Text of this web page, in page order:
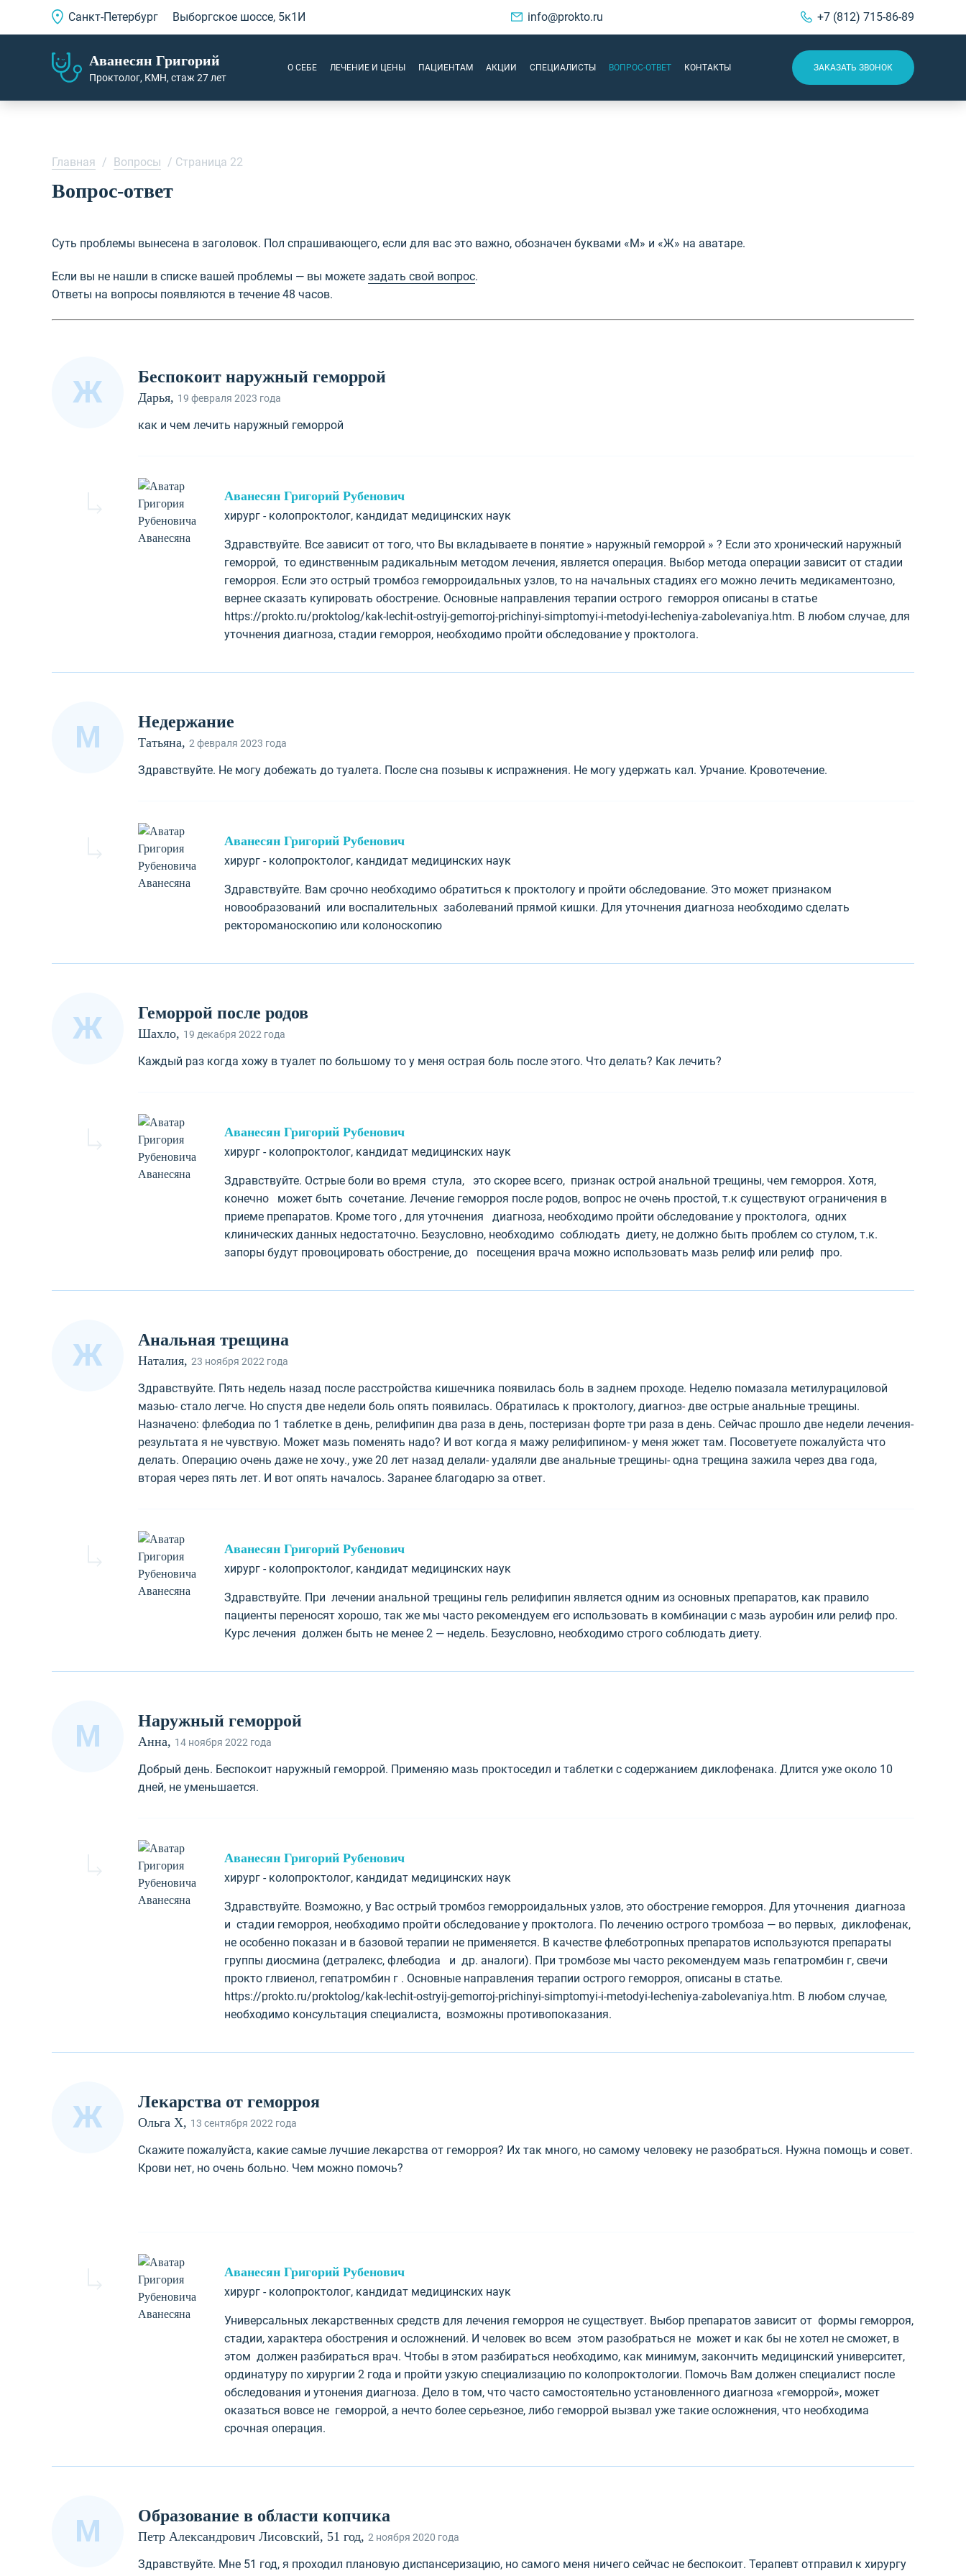
Санкт-Петербург Выборгское шоссе, 5к1И info@prokto.ru +7 (812) 715-86-89
Аванесян Григорий
Проктолог, КМН, стаж 27 лет
О СЕБЕ ЛЕЧЕНИЕ И ЦЕНЫ ПАЦИЕНТАМ АКЦИИ СПЕЦИАЛИСТЫ ВОПРОС-ОТВЕТ КОНТАКТЫ ЗАКАЗАТЬ ЗВОНОК
Главная / Вопросы / Страница 22
Вопрос-ответ
Суть проблемы вынесена в заголовок. Пол спрашивающего, если для вас это важно, обозначен буквами «М» и «Ж» на аватаре.
Если вы не нашли в списке вашей проблемы — вы можете задать свой вопрос.
Ответы на вопросы появляются в течение 48 часов.
Ж Беспокоит наружный геморрой
Дарья, 19 февраля 2023 года
как и чем лечить наружный геморрой
Аванесян Григорий Рубенович
хирург - колопроктолог, кандидат медицинских наук
Здравствуйте. Все зависит от того, что Вы вкладываете в понятие » наружный геморрой » ? Если это хронический наружный
геморрой, то единственным радикальным методом лечения, является операция. Выбор метода операции зависит от стадии
геморроя. Если это острый тромбоз геморроидальных узлов, то на начальных стадиях его можно лечить медикаментозно,
вернее сказать купировать обострение. Основные направления терапии острого геморроя описаны в статье
https://prokto.ru/proktolog/kak-lechit-ostryij-gemorroj-prichinyi-simptomyi-i-metodyi-lecheniya-zabolevaniya.htm. В любом случае, для
уточнения диагноза, стадии геморроя, необходимо пройти обследование у проктолога.
М Недержание
Татьяна, 2 февраля 2023 года
Здравствуйте. Не могу добежать до туалета. После сна позывы к испражнения. Не могу удержать кал. Урчание. Кровотечение.
Аванесян Григорий Рубенович
хирург - колопроктолог, кандидат медицинских наук
Здравствуйте. Вам срочно необходимо обратиться к проктологу и пройти обследование. Это может признаком
новообразований или воспалительных заболеваний прямой кишки. Для уточнения диагноза необходимо сделать
ректороманоскопию или колоноскопию
Ж Геморрой после родов
Шахло, 19 декабря 2022 года
Каждый раз когда хожу в туалет по большому то у меня острая боль после этого. Что делать? Как лечить?
Аванесян Григорий Рубенович
хирург - колопроктолог, кандидат медицинских наук
Здравствуйте. Острые боли во время стула, это скорее всего, признак острой анальной трещины, чем геморроя. Хотя,
конечно может быть сочетание. Лечение геморроя после родов, вопрос не очень простой, т.к существуют ограничения в
приеме препаратов. Кроме того , для уточнения диагноза, необходимо пройти обследование у проктолога, одних
клинических данных недостаточно. Безусловно, необходимо соблюдать диету, не должно быть проблем со стулом, т.к.
запоры будут провоцировать обострение, до посещения врача можно использовать мазь релиф или релиф про.
Ж Анальная трещина
Наталия, 23 ноября 2022 года
Здравствуйте. Пять недель назад после расстройства кишечника появилась боль в заднем проходе. Неделю помазала метилурациловой
мазью- стало легче. Но спустя две недели боль опять появилась. Обратилась к проктологу, диагноз- две острые анальные трещины.
Назначено: флебодиа по 1 таблетке в день, релифипин два раза в день, постеризан форте три раза в день. Сейчас прошло две недели лечения-
результата я не чувствую. Может мазь поменять надо? И вот когда я мажу релифипином- у меня жжет там. Посоветуете пожалуйста что
делать. Операцию очень даже не хочу., уже 20 лет назад делали- удаляли две анальные трещины- одна трещина зажила через два года,
вторая через пять лет. И вот опять началось. Заранее благодарю за ответ.
Аванесян Григорий Рубенович
хирург - колопроктолог, кандидат медицинских наук
Здравствуйте. При лечении анальной трещины гель релифипин является одним из основных препаратов, как правило
пациенты переносят хорошо, так же мы часто рекомендуем его использовать в комбинации с мазь ауробин или релиф про.
Курс лечения должен быть не менее 2 — недель. Безусловно, необходимо строго соблюдать диету.
М Наружный геморрой
Анна, 14 ноября 2022 года
Добрый день. Беспокоит наружный геморрой. Применяю мазь проктоседил и таблетки с содержанием диклофенака. Длится уже около 10
дней, не уменьшается.
Аванесян Григорий Рубенович
хирург - колопроктолог, кандидат медицинских наук
Здравствуйте. Возможно, у Вас острый тромбоз геморроидальных узлов, это обострение геморроя. Для уточнения диагноза
и стадии геморроя, необходимо пройти обследование у проктолога. По лечению острого тромбоза — во первых, диклофенак,
не особенно показан и в базовой терапии не применяется. В качестве флеботропных препаратов используются препараты
группы диосмина (детралекс, флебодиа и др. аналоги). При тромбозе мы часто рекомендуем мазь гепатромбин г, свечи
прокто глвиенол, гепатромбин г . Основные направления терапии острого геморроя, описаны в статье.
https://prokto.ru/proktolog/kak-lechit-ostryij-gemorroj-prichinyi-simptomyi-i-metodyi-lecheniya-zabolevaniya.htm. В любом случае,
необходимо консультация специалиста, возможны противопоказания.
Ж Лекарства от геморроя
Ольга Х, 13 сентября 2022 года
Скажите пожалуйста, какие самые лучшие лекарства от геморроя? Их так много, но самому человеку не разобраться. Нужна помощь и совет.
Крови нет, но очень больно. Чем можно помочь?
Аванесян Григорий Рубенович
хирург - колопроктолог, кандидат медицинских наук
Универсальных лекарственных средств для лечения геморроя не существует. Выбор препаратов зависит от формы геморроя,
стадии, характера обострения и осложнений. И человек во всем этом разобраться не может и как бы не хотел не сможет, в
этом должен разбираться врач. Чтобы в этом разбираться необходимо, как минимум, закончить медицинский университет,
ординатуру по хирургии 2 года и пройти узкую специализацию по колопроктологии. Помочь Вам должен специалист после
обследования и утонения диагноза. Дело в том, что часто самостоятельно установленного диагноза «геморрой», может
оказаться вовсе не геморрой, а нечто более серьезное, либо геморрой вызвал уже такие осложнения, что необходима
срочная операция.
М Образование в области копчика
Петр Александрович Лисовский, 51 год, 2 ноября 2020 года
Здравствуйте. Мне 51 год, я проходил плановую диспансеризацию, но самого меня ничего сейчас не беспокоит. Терапевт отправил к хирургу